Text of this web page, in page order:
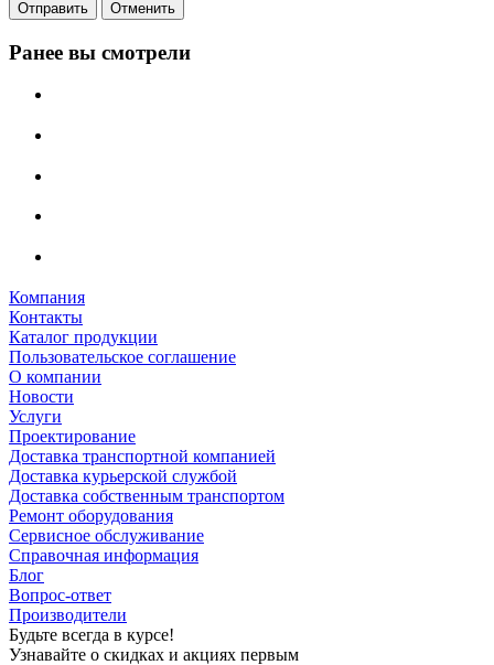
Отменить
Ранее вы смотрели
Компания
Контакты
Каталог продукции
Пользовательское соглашение
О компании
Новости
Услуги
Проектирование
Доставка транспортной компанией
Доставка курьерской службой
Доставка собственным транспортом
Ремонт оборудования
Сервисное обслуживание
Справочная информация
Блог
Вопрос-ответ
Производители
Будьте всегда в курсе!
Узнавайте о скидках и акциях первым